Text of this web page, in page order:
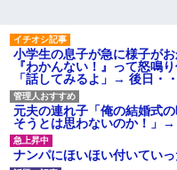
したが、早速破って2Fに上が...
熊本地震で居酒屋から温泉
湧き出るｗｗｗｗｗｗｗｗ
なぜ自民党批判だけは表現の
自由ではないのか
【動画】高校生さん、文化
でコーヒーカップを作って大盛
りあがり←なんかどっかで見
ことあると話題に
小学生の息子が急に様子が
『わかんない！』って怒鳴
「話してみるよ」→ 後日・
元夫の連れ子「俺の結婚式
そうとは思わないのか！」
ナンパにほいほい付いてい